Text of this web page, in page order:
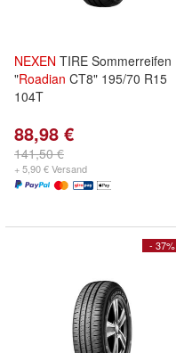
NEXEN TIRE Sommerreifen
"Roadian CT8" 195/70 R15
104T
88,98 €
141,50 €
+ 5,90 € Versand
- 37%